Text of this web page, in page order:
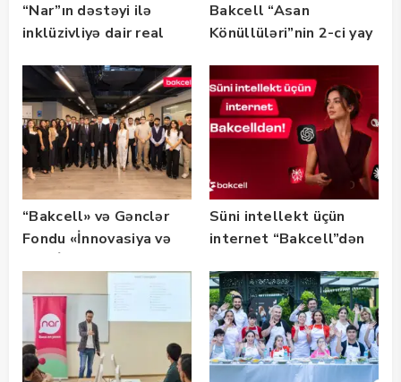
“Nar”ın dəstəyi ilə
inklüzivliyə dair real
təqdim edilir
Bakcell “Asan
Könüllüləri”nin 2-ci yay
olub — FOTO
“Bakcell» və Gənclər
Fondu «İnnovasiya və
təqaüd proqramının
qalibləri ilə görüş
keçirib
Süni intellekt üçün
internet “Bakcell”dən